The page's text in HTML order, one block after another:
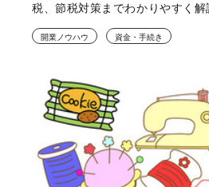
税、節税対策までわかりやすく解
開業ノウハウ 資金・手続き